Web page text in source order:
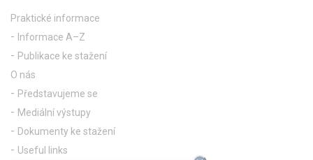
Praktické informace
Informace A–Z
Publikace ke stažení
O nás
Představujeme se
Mediální výstupy
Dokumenty ke stažení
Useful links